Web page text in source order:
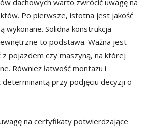
dachowych warto zwrócić uwagę na
Po pierwsze, istotna jest jakość
wykonane. Solidna konstrukcja
to podstawa. Ważna jest
pojazdem czy maszyną, na której
Również łatwość montażu i
przy podjęciu decyzji o
na certyfikaty potwierdzające